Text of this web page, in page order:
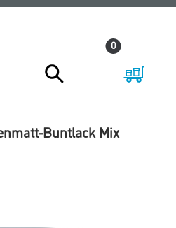
0
Buntlack Mix